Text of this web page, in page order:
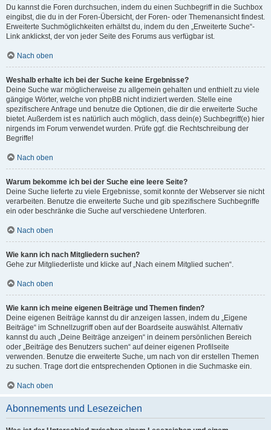
Du kannst die Foren durchsuchen, indem du einen Suchbegriff in die Suchbox
eingibst, die du in der Foren-Übersicht, der Foren- oder Themenansicht findest.
Erweiterte Suchmöglichkeiten erhältst du, indem du den „Erweiterte Suche“-
Link anklickst, der von jeder Seite des Forums aus verfügbar ist.
Nach oben
Weshalb erhalte ich bei der Suche keine Ergebnisse?
Deine Suche war möglicherweise zu allgemein gehalten und enthielt zu viele
gängige Wörter, welche von phpBB nicht indiziert werden. Stelle eine
spezifischere Anfrage und benutze die Optionen, die dir die erweiterte Suche
bietet. Außerdem ist es natürlich auch möglich, dass dein(e) Suchbegriff(e) hier
nirgends im Forum verwendet wurden. Prüfe ggf. die Rechtschreibung der
Begriffe!
Nach oben
Warum bekomme ich bei der Suche eine leere Seite?
Deine Suche lieferte zu viele Ergebnisse, somit konnte der Webserver sie nicht
verarbeiten. Benutze die erweiterte Suche und gib spezifischere Suchbegriffe
ein oder beschränke die Suche auf verschiedene Unterforen.
Nach oben
Wie kann ich nach Mitgliedern suchen?
Gehe zur Mitgliederliste und klicke auf „Nach einem Mitglied suchen“.
Nach oben
Wie kann ich meine eigenen Beiträge und Themen finden?
Deine eigenen Beiträge kannst du dir anzeigen lassen, indem du „Eigene
Beiträge“ im Schnellzugriff oben auf der Boardseite auswählst. Alternativ
kannst du auch „Deine Beiträge anzeigen“ in deinem persönlichen Bereich
oder „Beiträge des Benutzers suchen“ auf deiner eigenen Profilseite
verwenden. Benutze die erweiterte Suche, um nach von dir erstellen Themen
zu suchen. Trage dort die entsprechenden Optionen in die Suchmaske ein.
Nach oben
Abonnements und Lesezeichen